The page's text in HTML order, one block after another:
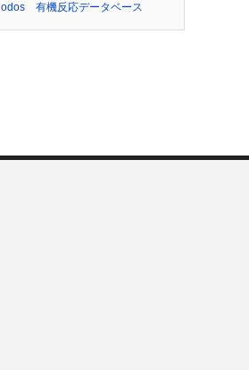
odos 有機反応データベース